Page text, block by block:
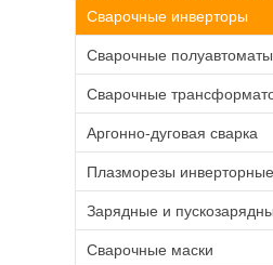
Сварочные инверторы
Сварочные полуавтоматы
Сварочные
Аргонно-дуговая сварка
Плазморезы инверторные
Зарядные и
Сварочные маски